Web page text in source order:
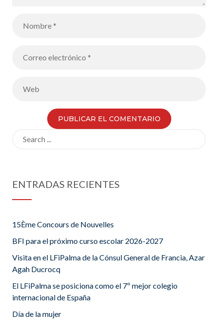
ENTRADAS RECIENTES
15Ème Concours de Nouvelles
BFI para el próximo curso escolar 2026-2027
Visita en el LFiPalma de la Cónsul General de Francia, Azar
Agah Ducrocq
El LFiPalma se posiciona como el 7º mejor colegio
internacional de España
Día de la mujer